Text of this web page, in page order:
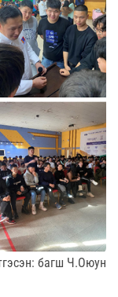
багш Ч.Оюун